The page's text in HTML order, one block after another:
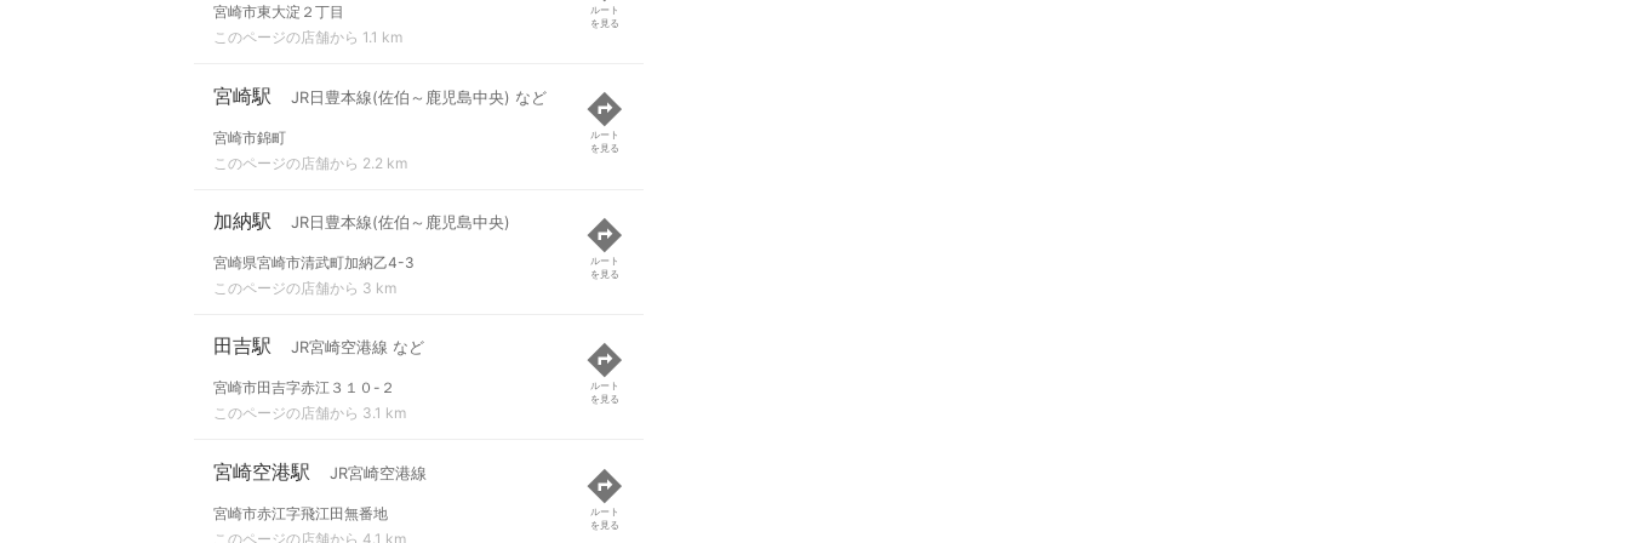
宮崎市東大淀２丁目
このページの店舗から 1.1 km
ルート
を見る
宮崎駅 JR日豊本線(佐伯～鹿児島中央) など
宮崎市錦町
このページの店舗から 2.2 km
ルート
を見る
加納駅 JR日豊本線(佐伯～鹿児島中央)
宮崎県宮崎市清武町加納乙4-3
このページの店舗から 3 km
ルート
を見る
田吉駅 JR宮崎空港線 など
宮崎市田吉字赤江３１０-２
このページの店舗から 3.1 km
ルート
を見る
宮崎空港駅 JR宮崎空港線
宮崎市赤江字飛江田無番地
このページの店舗から 4.1 km
ルート
を見る